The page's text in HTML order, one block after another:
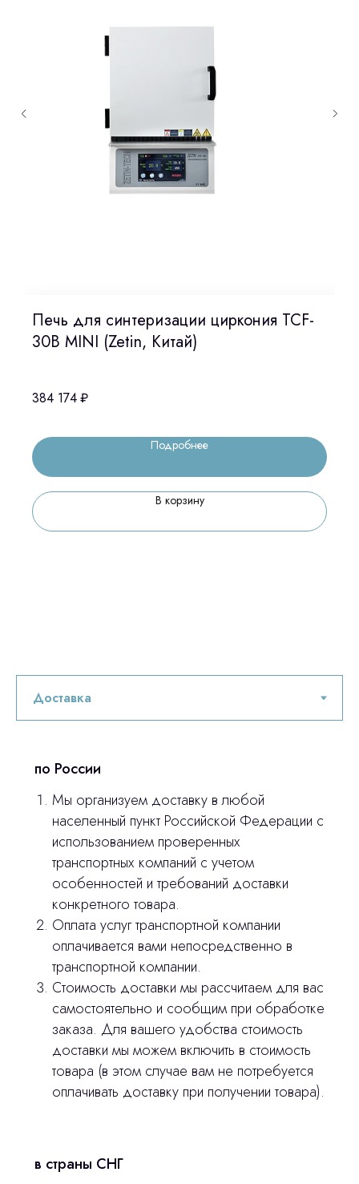
Печь для синтеризации циркония TCF-
30B MINI (Zetin, Китай)
384 174₽
Подробнее
В корзину
по России
Мы организуем доставку в любой
населенный пункт Российской Федерации с
использованием проверенных
транспортных компаний с учетом
особенностей и требований доставки
конкретного товара.
Оплата услуг транспортной компании
оплачивается вами непосредственно в
транспортной компании.
Стоимость доставки мы рассчитаем для вас
самостоятельно и сообщим при обработке
заказа. Для вашего удобства стоимость
доставки мы можем включить в стоимость
товара (в этом случае вам не потребуется
оплачивать доставку при получении товара).
в страны СНГ
Остались вопросы
Главная
Продукция
Лицензирование
Изготовление хирургических шаблонов
Оплата и доставка
Политика конфиденциальности
Контакты
stasicus